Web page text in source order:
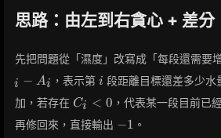
思路：由左到右貪心 + 差分
先把問題從「濕度」改寫成「每段還需要
i − Ai ，表示第 i
i 段距離目標還差多少水
加，若存在 C_i<0
Ci < 0 ，代表某一段目前已
再修回來，直接輸出 -1
−1 。